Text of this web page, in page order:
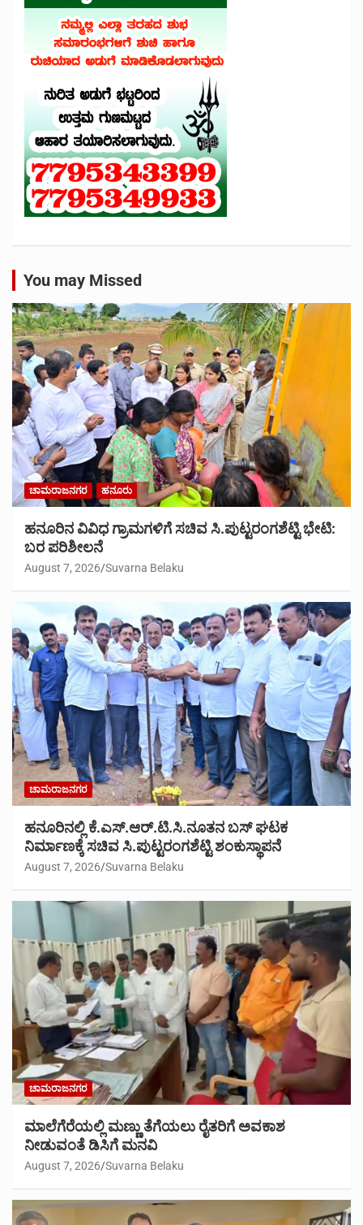
You may Missed
ಚಾಮರಾಜನಗರ ಹನೂರು
ಹನೂರಿನ ವಿವಿಧ ಗ್ರಾಮಗಳಿಗೆ ಸಚಿವ ಸಿ.ಪುಟ್ಟರಂಗಶೆಟ್ಟಿ ಭೇಟಿ:
ಬರ ಪರಿಶೀಲನೆ
August 7, 2026 Suvarna Belaku
ಚಾಮರಾಜನಗರ
ಹನೂರಿನಲ್ಲಿ ಕೆ.ಎಸ್.ಆರ್.ಟಿ.ಸಿ.ನೂತನ ಬಸ್ ಘಟಕ
ನಿರ್ಮಾಣಕ್ಕೆ ಸಚಿವ ಸಿ.ಪುಟ್ಟರಂಗಶೆಟ್ಟಿ ಶಂಕುಸ್ಥಾಪನೆ
August 7, 2026 Suvarna Belaku
ಚಾಮರಾಜನಗರ
ಮಾಲೆಗೆರೆಯಲ್ಲಿ ಮಣ್ಣು ತೆಗೆಯಲು ರೈತರಿಗೆ ಅವಕಾಶ
ನೀಡುವಂತೆ ಡಿಸಿಗೆ ಮನವಿ
August 7, 2026 Suvarna Belaku